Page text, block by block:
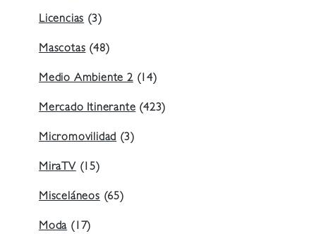
Licencias (3)
Mascotas (48)
Medio Ambiente 2(14)
Mercado Itinerante (423)
Micromovilidad (3)
MiraTV (15)
Misceláneos (65)
Moda (17)